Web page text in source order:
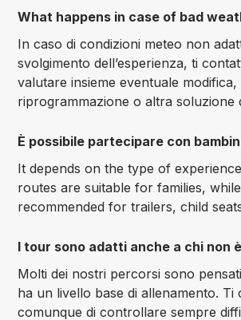
What happens in case of bad
In caso di condizioni meteo non
svolgimento dell’esperienza, ti
valutare insieme eventuale modifica,
riprogrammazione o altra soluzione
È possibile partecipare con
It depends on the type of
routes are suitable for families,
recommended for trailers, child
I tour sono adatti anche a chi non
Molti dei nostri percorsi sono
ha un livello base di allenamento. Ti
comunque di controllare sempre